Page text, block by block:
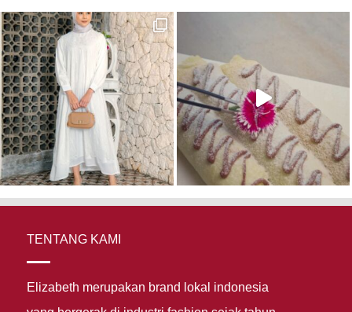
TENTANG KAMI
Elizabeth merupakan brand lokal indonesia